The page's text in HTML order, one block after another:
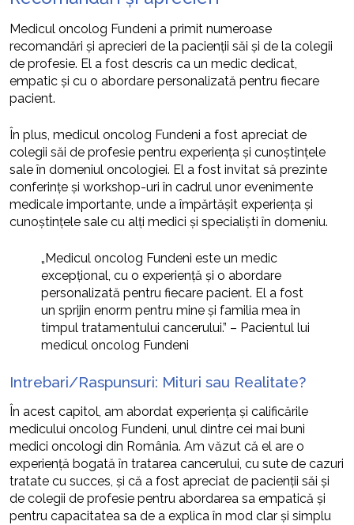
Medicul oncolog Fundeni a primit numeroase
recomandări și aprecieri de la pacienții săi și de la colegii
de profesie. El a fost descris ca un medic dedicat,
empatic și cu o abordare personalizată pentru fiecare
pacient.
În plus, medicul oncolog Fundeni a fost apreciat de
colegii săi de profesie pentru experiența și cunoștințele
sale în domeniul oncologiei. El a fost invitat să prezinte
conferințe și workshop-uri în cadrul unor evenimente
medicale importante, unde a împărtășit experiența și
cunoștințele sale cu alți medici și specialiști în domeniu.
„Medicul oncolog Fundeni este un medic
excepțional, cu o experiență și o abordare
personalizată pentru fiecare pacient. El a fost
un sprijin enorm pentru mine și familia mea în
timpul tratamentului cancerului.” – Pacientul lui
medicul oncolog Fundeni
Intrebari/Raspunsuri: Mituri sau Realitate?
În acest capitol, am abordat experiența și calificările
medicului oncolog Fundeni, unul dintre cei mai buni
medici oncologi din România. Am văzut că el are o
experiență bogată în tratarea cancerului, cu sute de cazuri
tratate cu succes, și că a fost apreciat de pacienții săi și
de colegii de profesie pentru abordarea sa empatică și
pentru capacitatea sa de a explica în mod clar și simplu